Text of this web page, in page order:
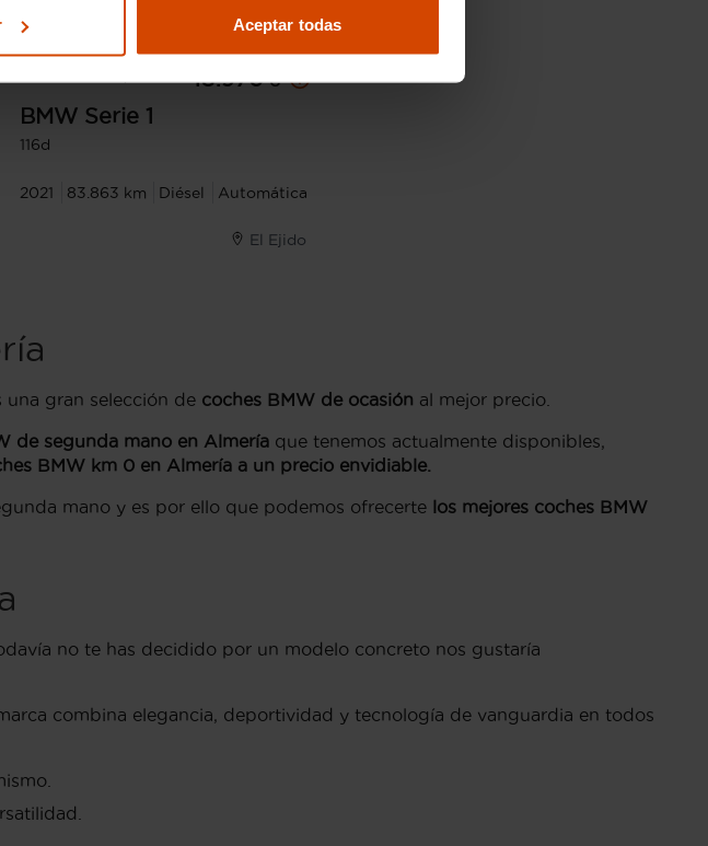
Aceptar todas
21.990 €
18.970 €
BMW Serie 1
116d
2021 83.863 km Diésel Automática
El Ejido
una gran selección de coches BMW de ocasión al mejor precio.
de segunda mano en Almería que tenemos actualmente disponibles,
BMW km 0 en Almería a un precio envidiable.
mano y es por ello que podemos ofrecerte los mejores coches BMW
no te has decidido por un modelo concreto nos gustaría
combina elegancia, deportividad y tecnología de vanguardia en todos